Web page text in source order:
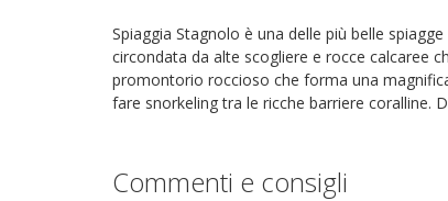
Spiaggia Stagnolo è una delle più belle
circondata da alte scogliere e rocce calcaree
promontorio roccioso che forma una
fare snorkeling tra le ricche barriere coralline.
Commenti e consigli